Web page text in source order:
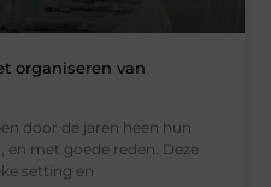
organiseren van
door de jaren heen hun
met goede reden. Deze
setting en